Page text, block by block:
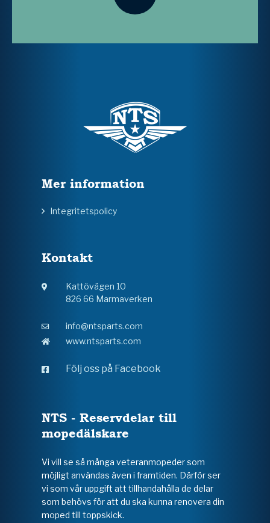
Mer information
Integritetspolicy
Kontakt
Kattövägen 10
826 66 Marmaverken
info@ntsparts.com
www.ntsparts.com
Följ oss på Facebook
NTS - Reservdelar till
mopedälskare
Vi vill se så många veteranmopeder som
möjligt användas även i framtiden. Därför ser
vi som vår uppgift att tillhandahålla de delar
som behövs för att du ska kunna renovera din
moped till toppskick.